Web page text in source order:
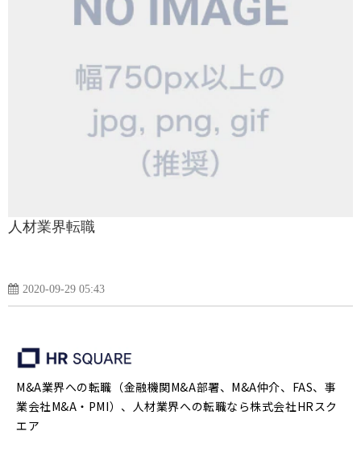
人材業界転職
2020-09-29 05:43
M&A業界への転職（金融機関M&A部署、M&A仲介、FAS、事
業会社M&A・PMI）、人材業界への転職なら株式会社HRスク
エア